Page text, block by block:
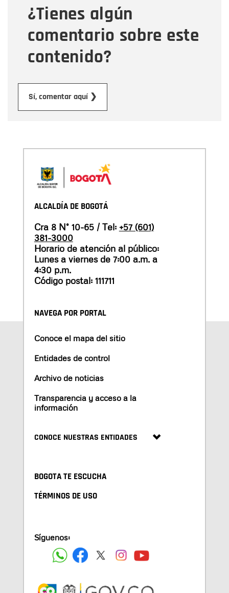
¿Tienes algún
comentario sobre este
contenido?
Sí, comentar aquí ❯
Mensaje
ALCALDÍA DE BOGOTÁ
Cra 8 N° 10-65 / Tel: +57 (601)
381-3000
Horario de atención al público:
Lunes a viernes de 7:00 a.m. a
4:30 p.m.
Código postal: 111711
NAVEGA POR PORTAL
Conoce el mapa del sitio
Entidades de control
Archivo de noticias
Transparencia y acceso a la
información
CONOCE NUESTRAS ENTIDADES
BOGOTA TE ESCUCHA
TÉRMINOS DE USO
Síguenos: